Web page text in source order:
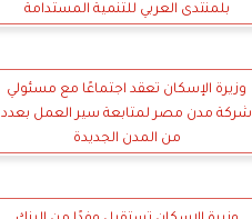
بلمنتدى العربي للتنمية المستدامة
وزيرة الإسكان تعقد اجتماعًا مع مسئولي
شركة مدن مصر لمتابعة سير العمل بعدد
من المدن الجديدة